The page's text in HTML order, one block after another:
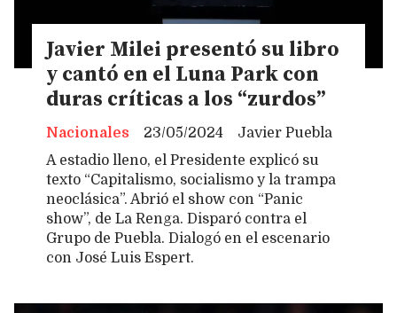
Javier Milei presentó su libro
y cantó en el Luna Park con
duras críticas a los “zurdos”
Javier Puebla
Nacionales
23/05/2024
A estadio lleno, el Presidente explicó su
texto “Capitalismo, socialismo y la trampa
neoclásica”. Abrió el show con “Panic
show”, de La Renga. Disparó contra el
Grupo de Puebla. Dialogó en el escenario
con José Luis Espert.